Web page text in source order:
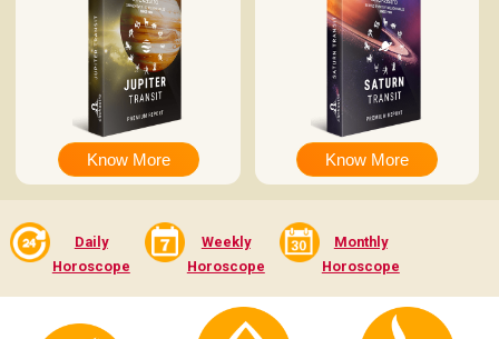
Know More Know More
Daily
Horoscope
Weekly
Horoscope
Monthly
Horoscope